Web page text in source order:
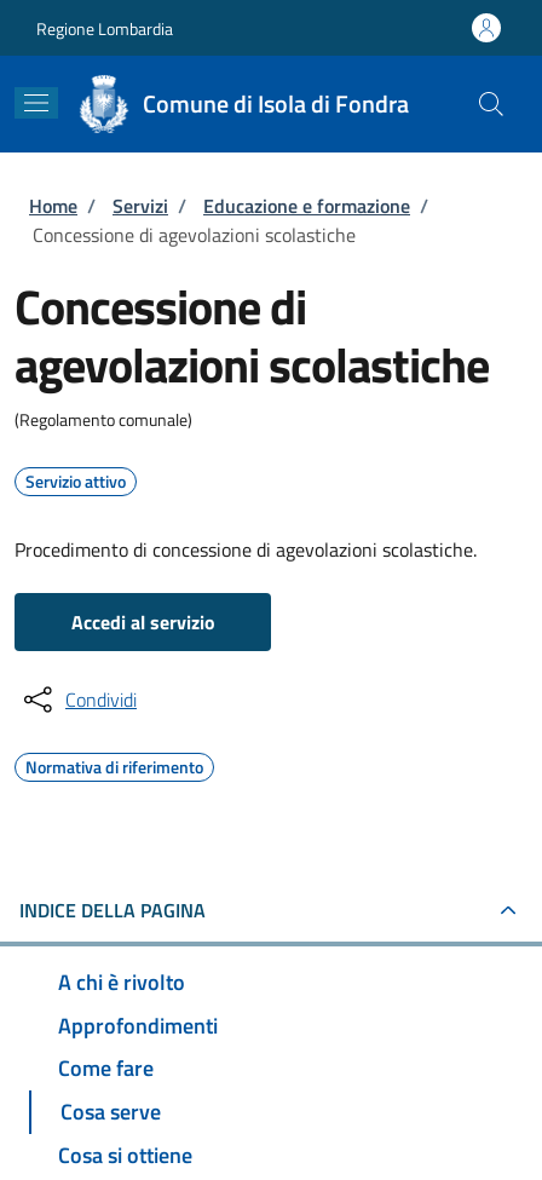
Regione Lombardia
Comune di Isola di Fondra
Briciole di pane
Home / Servizi / Educazione e formazione /
Concessione di agevolazioni scolastiche
Concessione di
agevolazioni scolastiche
(Regolamento comunale)
Servizio attivo
Procedimento di concessione di agevolazioni scolastiche.
Accedi al servizio
Condividi
Normativa di riferimento
INDICE DELLA PAGINA
A chi è rivolto
Approfondimenti
Come fare
Cosa serve
Cosa si ottiene